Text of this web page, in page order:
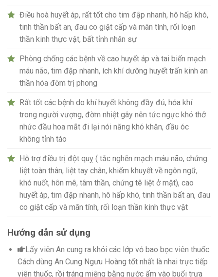
Điều hoà huyết áp, rất tốt cho tim đập nhanh, hô hấp khó,
tinh thần bất an, đau co giật cấp và mãn tính, rối loạn
thần kinh thực vật, bất tỉnh nhân sự
Phòng chống các bệnh về cao huyết áp và tai biến mạch
máu não, tim đập nhanh, ích khí dưỡng huyết trấn kinh an
thần hóa đờm trị phong
Rất tốt các bệnh do khí huyết không đầy đủ, hỏa khí
trong người vượng, đờm nhiệt gây nên tức ngực khó thở
nhức đầu hoa mắt đi lại nói năng khó khăn, đầu óc
không tỉnh táo
Hỗ trợ điều trị đột quỵ ( tắc nghẽn mạch máu não, chứng
liệt toàn thân, liệt tay chân, khiếm khuyết về ngôn ngữ,
khó nuốt, hôn mê, tâm thần, chứng tê liệt ở mặt), cao
huyết áp, tim đập nhanh, hô hấp khó, tinh thần bất an, đau
co giật cấp và mãn tính, rối loạn thần kinh thực vật
Hướng dẫn sử dụng
Lấy viên An cung ra khỏi các lớp vỏ bao bọc viên thuốc.
Cách dùng An Cung Ngưu Hoàng tốt nhất là nhai trực tiếp
viên thuốc, rồi tráng miệng bằng nước ấm vào buổi trưa